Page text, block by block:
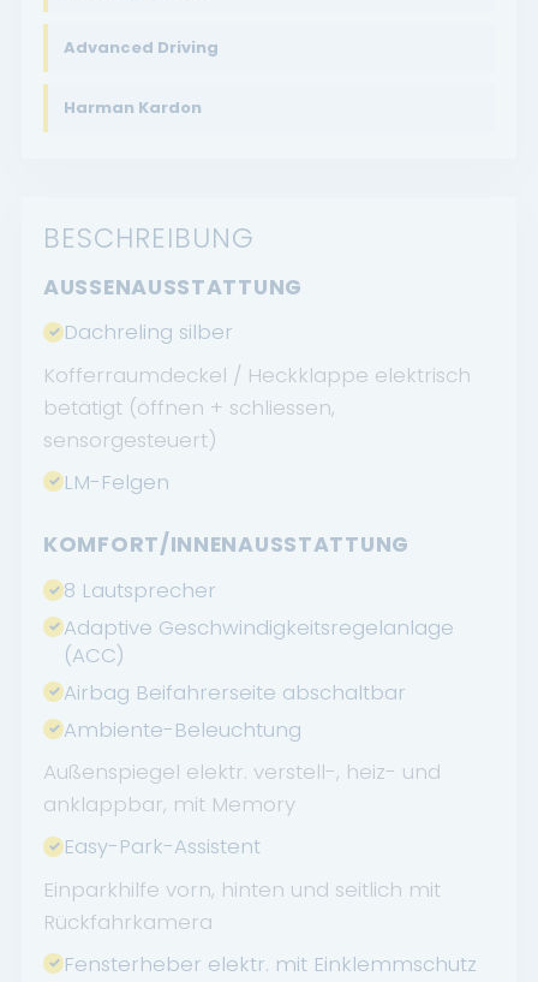
Advanced Driving
Harman Kardon
BESCHREIBUNG
AUSSENAUSSTATTUNG
Dachreling silber
Kofferraumdeckel / Heckklappe elektrisch
betätigt (öffnen + schliessen,
sensorgesteuert)
LM-Felgen
KOMFORT/INNENAUSSTATTUNG
8 Lautsprecher
Adaptive Geschwindigkeitsregelanlage
(ACC)
Airbag Beifahrerseite abschaltbar
Ambiente-Beleuchtung
Außenspiegel elektr. verstell-, heiz- und
anklappbar, mit Memory
Easy-Park-Assistent
Einparkhilfe vorn, hinten und seitlich mit
Rückfahrkamera
Fensterheber elektr. mit Einklemmschutz